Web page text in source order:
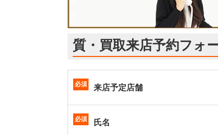
質・買取来店予約フォ
必須 来店予定店舗
必須 氏名